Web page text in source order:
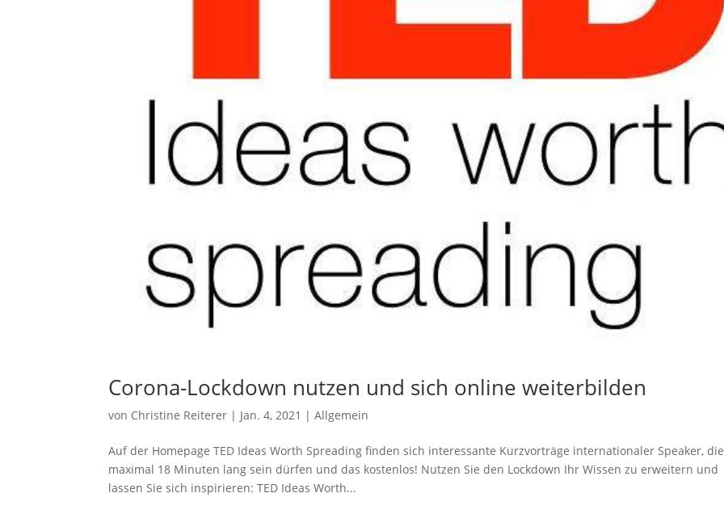
Corona-Lockdown nutzen und sich online weiterbilden
von Christine Reiterer | Jan. 4, 2021 |Allgemein
Auf der Homepage TED Ideas Worth Spreading finden sich interessante Kurzvorträge internationaler Speaker, die
maximal 18 Minuten lang sein dürfen und das kostenlos! Nutzen Sie den Lockdown Ihr Wissen zu erweitern und
lassen Sie sich inspirieren: TED Ideas Worth...